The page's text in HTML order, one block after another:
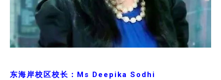
东海岸校区校长：Ms Deepika Sodhi